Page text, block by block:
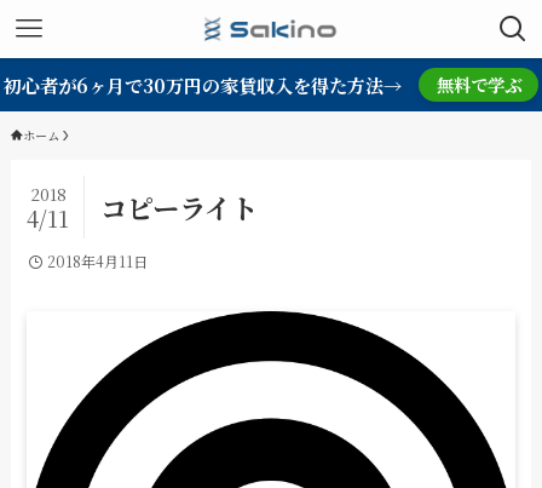
初心者が6ヶ月で30万円の家賃収入を得た方法→ 無料で学ぶ
ホーム
コピーライト
2018
4/11
2018年4月11日